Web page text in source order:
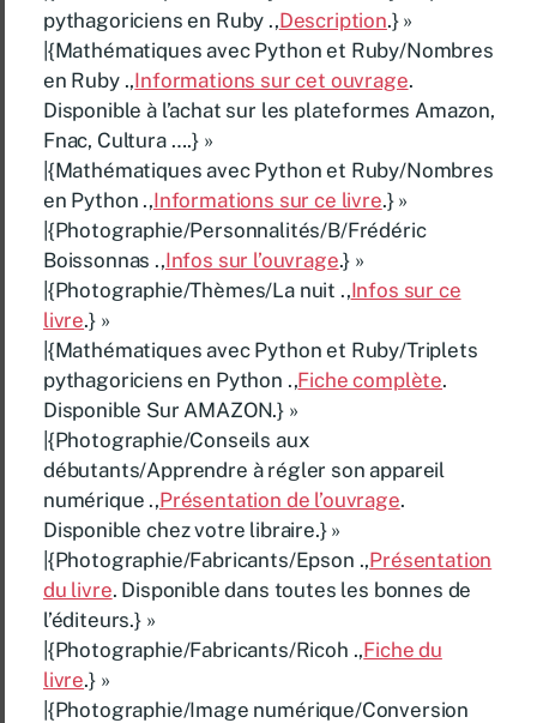
pythagoriciens en Ruby .,Description.} »
|{Mathématiques avec Python et Ruby/Nombres
en Ruby .,Informations sur cet ouvrage.
Disponible à l’achat sur les plateformes Amazon,
Fnac, Cultura ….} »
|{Mathématiques avec Python et Ruby/Nombres
en Python .,Informations sur ce livre.} »
|{Photographie/Personnalités/B/Frédéric
Boissonnas .,Infos sur l’ouvrage.} »
|{Photographie/Thèmes/La nuit .,Infos sur ce
livre.} »
|{Mathématiques avec Python et Ruby/Triplets
pythagoriciens en Python .,Fiche complète.
Disponible Sur AMAZON.} »
|{Photographie/Conseils aux
débutants/Apprendre à régler son appareil
numérique .,Présentation de l’ouvrage.
Disponible chez votre libraire.} »
|{Photographie/Fabricants/Epson .,Présentation
du livre. Disponible dans toutes les bonnes de
l’éditeurs.} »
|{Photographie/Fabricants/Ricoh .,Fiche du
livre.} »
|{Photographie/Image numérique/Conversion